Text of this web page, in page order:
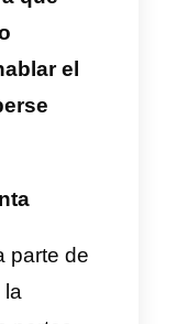
del cliente,
una venta
de la
cuáles
que tiene